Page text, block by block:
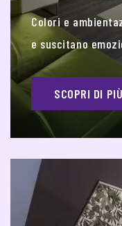
Colori e
e suscitano
SCOPRI DI PIÙ